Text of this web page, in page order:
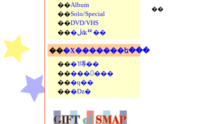
��Album
��Solo/Special
��DVD/VHS
��
�ڶʥꥹ��
���Х�������ե���
���˥塼��
�����󥵡���
���ɥ��
���ǲ�
��